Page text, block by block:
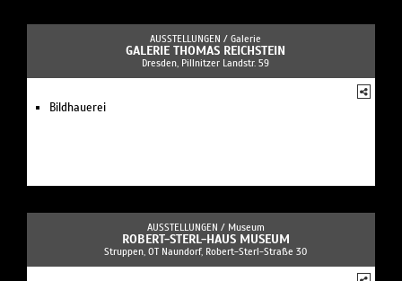
AUSSTELLUNGEN / Galerie
GALERIE THOMAS REICHSTEIN
Dresden, Pillnitzer Landstr. 59
Bildhauerei
AUSSTELLUNGEN / Museum
ROBERT-STERL-HAUS MUSEUM
Struppen, OT Naundorf, Robert-Sterl-Straße 30